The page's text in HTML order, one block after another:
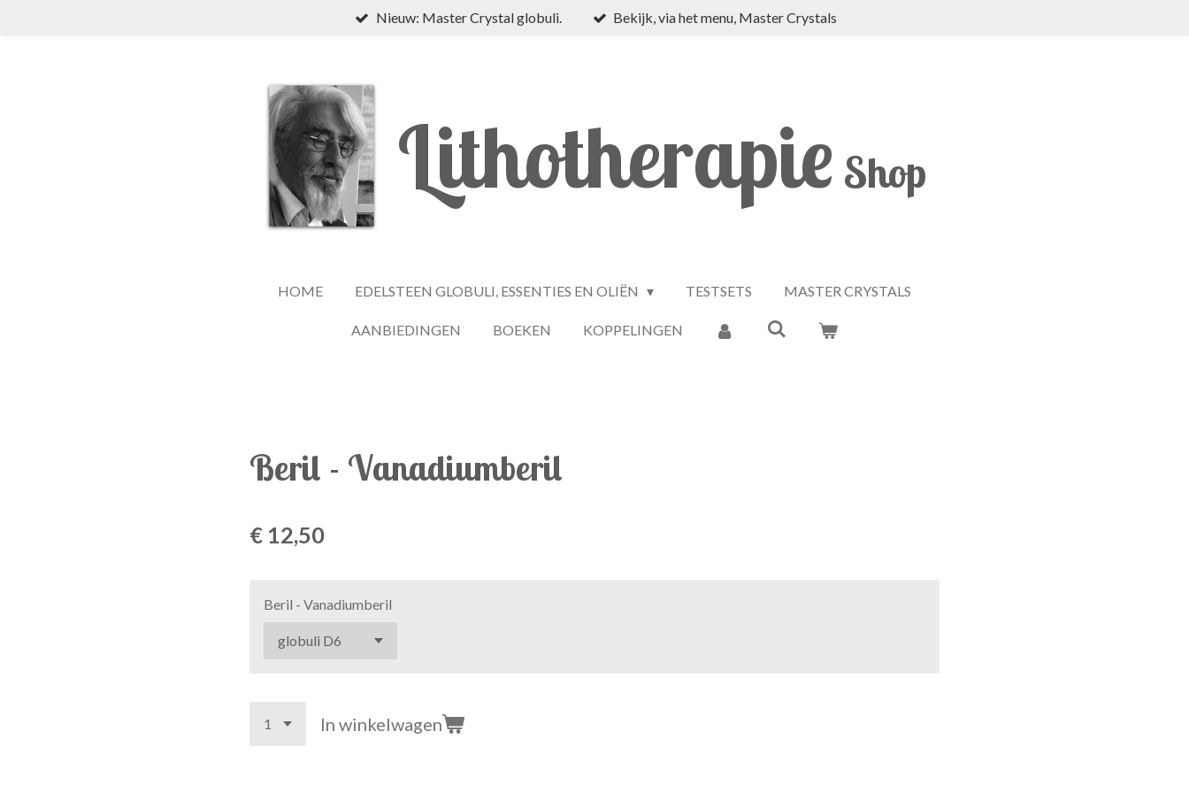
Nieuw: Master Crystal globuli. Bekijk, via het menu, Master Crystals
Lithotherapie Shop
HOME EDELSTEEN GLOBULI, ESSENTIES EN OLIËN TESTSETS MASTER CRYSTALS
AANBIEDINGEN BOEKEN KOPPELINGEN
Beril - Vanadiumberil
€ 12,50
Beril - Vanadiumberil
In winkelwagen